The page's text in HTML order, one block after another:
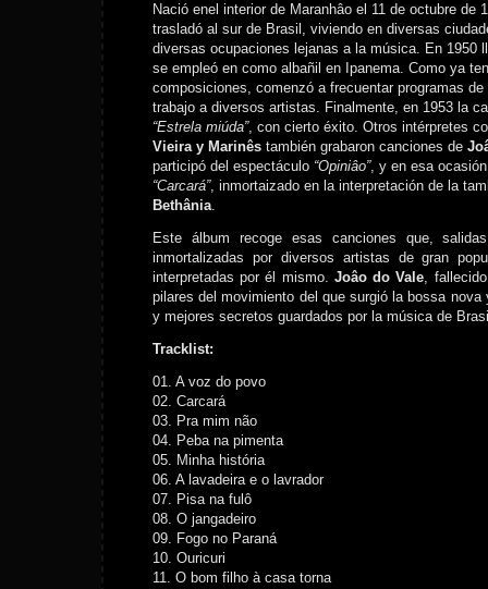
Nació enel interior de Maranhâo el 11 de octubre de
trasladó al sur de Brasil, viviendo en diversas
diversas ocupaciones lejanas a la música. En 1950
se empleó en como albañil en Ipanema. Como ya
composiciones, comenzó a frecuentar programas
trabajo a diversos artistas. Finalmente, en 1953 la
“Estrela miúda”, con cierto éxito. Otros intérpretes
Vieira y Marinês también grabaron canciones de
participó del espectáculo “Opiniâo”, y en esa
“Carcará”, inmortaizado en la interpretación de la
Bethânia.
Este álbum recoge esas canciones que,
inmortalizadas por diversos artistas de gran
interpretadas por él mismo. Joâo do Vale,
pilares del movimiento del que surgió la bossa
y mejores secretos guardados por la música de
Tracklist:
01. A voz do povo
02. Carcará
03. Pra mim não
04. Peba na pimenta
05. Minha história
06. A lavadeira e o lavrador
07. Pisa na fulô
08. O jangadeiro
09. Fogo no Paraná
10. Ouricuri
11. O bom filho à casa torna